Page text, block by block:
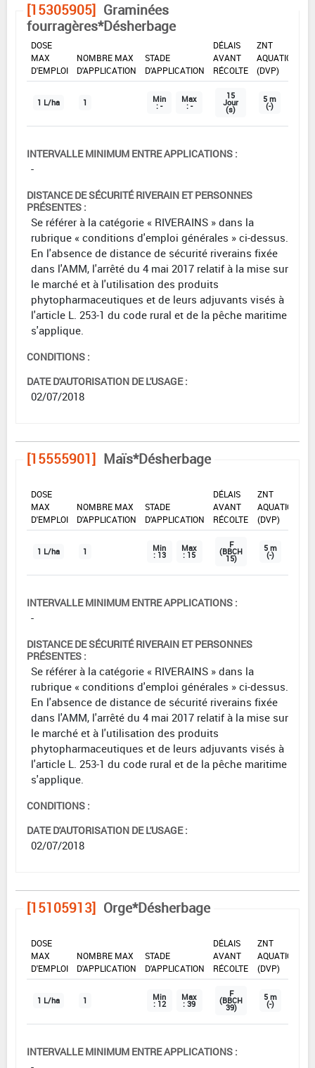
[15305905] Graminées
fourragères*Désherbage
DOSE
MAX
D'EMPLOI
NOMBRE MAX
D'APPLICATION
STADE
D'APPLICATION
DÉLAIS
AVANT
RÉCOLTE
ZNT
AQUATIQUE
(DVP)
1 L/ha 1 Min
: -
Max
: -
15
Jour
(s)
5 m
(-)
INTERVALLE MINIMUM ENTRE APPLICATIONS :
-
DISTANCE DE SÉCURITÉ RIVERAIN ET PERSONNES
PRÉSENTES :
Se référer à la catégorie « RIVERAINS » dans la
rubrique « conditions d'emploi générales » ci-dessus.
En l'absence de distance de sécurité riverains fixée
dans l'AMM, l'arrêté du 4 mai 2017 relatif à la mise sur
le marché et à l'utilisation des produits
phytopharmaceutiques et de leurs adjuvants visés à
l'article L. 253-1 du code rural et de la pêche maritime
s'applique.
CONDITIONS :
DATE D'AUTORISATION DE L'USAGE :
02/07/2018
[15555901] Maïs*Désherbage
DOSE
MAX
D'EMPLOI
NOMBRE MAX
D'APPLICATION
STADE
D'APPLICATION
DÉLAIS
AVANT
RÉCOLTE
ZNT
AQUATIQUE
(DVP)
1 L/ha 1 Min
: 13
Max
: 15
F
(BBCH
15)
5 m
(-)
INTERVALLE MINIMUM ENTRE APPLICATIONS :
-
DISTANCE DE SÉCURITÉ RIVERAIN ET PERSONNES
PRÉSENTES :
Se référer à la catégorie « RIVERAINS » dans la
rubrique « conditions d'emploi générales » ci-dessus.
En l'absence de distance de sécurité riverains fixée
dans l'AMM, l'arrêté du 4 mai 2017 relatif à la mise sur
le marché et à l'utilisation des produits
phytopharmaceutiques et de leurs adjuvants visés à
l'article L. 253-1 du code rural et de la pêche maritime
s'applique.
CONDITIONS :
DATE D'AUTORISATION DE L'USAGE :
02/07/2018
[15105913] Orge*Désherbage
DOSE
MAX
D'EMPLOI
NOMBRE MAX
D'APPLICATION
STADE
D'APPLICATION
DÉLAIS
AVANT
RÉCOLTE
ZNT
AQUATIQUE
(DVP)
1 L/ha 1 Min
: 12
Max
: 39
F
(BBCH
39)
5 m
(-)
INTERVALLE MINIMUM ENTRE APPLICATIONS :